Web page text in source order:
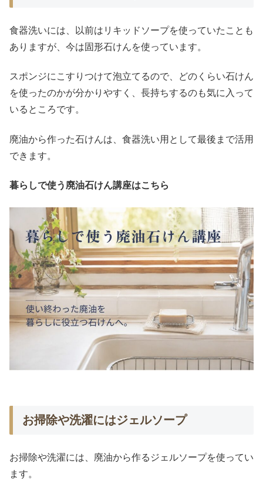
食器洗いには、以前はリキッドソープを使っていたことも
ありますが、今は固形石けんを使っています。
スポンジにこすりつけて泡立てるので、どのくらい石けん
を使ったのかが分かりやすく、長持ちするのも気に入って
いるところです。
廃油から作った石けんは、食器洗い用として最後まで活用
できます。
暮らしで使う廃油石けん講座はこちら
お掃除や洗濯にはジェルソープ
お掃除や洗濯には、廃油から作るジェルソープを使ってい
ます。